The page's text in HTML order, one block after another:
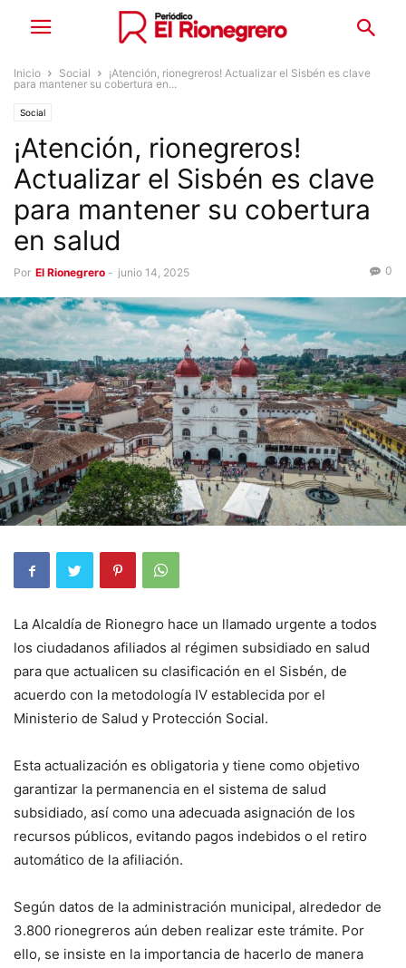
Inicio Social
¡Atención, rionegreros! Actualizar el Sisbén es clave
para mantener su cobertura en...
Social
¡Atención, rionegreros!
Actualizar el Sisbén es clave
para mantener su cobertura
en salud
Por El Rionegrero - junio 14, 2025 0
La Alcaldía de Rionegro hace un llamado urgente a todos
los ciudadanos afiliados al régimen subsidiado en salud
para que actualicen su clasificación en el Sisbén, de
acuerdo con la metodología IV establecida por el
Ministerio de Salud y Protección Social.
Esta actualización es obligatoria y tiene como objetivo
garantizar la permanencia en el sistema de salud
subsidiado, así como una adecuada asignación de los
recursos públicos, evitando pagos indebidos o el retiro
automático de la afiliación.
Según datos de la administración municipal, alrededor de
3.800 rionegreros aún deben realizar este trámite. Por
ello, se insiste en la importancia de hacerlo de manera